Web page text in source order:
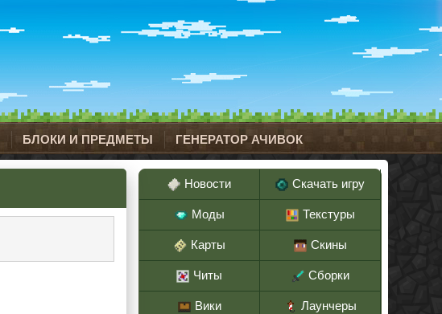
БЛОКИ И ПРЕДМЕТЫ ГЕНЕРАТОР АЧИВОК
Новости Скачать игру
Моды Текстуры
Карты Скины
Читы Сборки
Вики Лаунчеры